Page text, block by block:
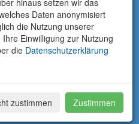
hinaus setzen wir das
Daten anonymisiert
die Nutzung unserer
Einwilligung zur Nutzung
die Datenschutzerklärung
zustimmen Zustimmen